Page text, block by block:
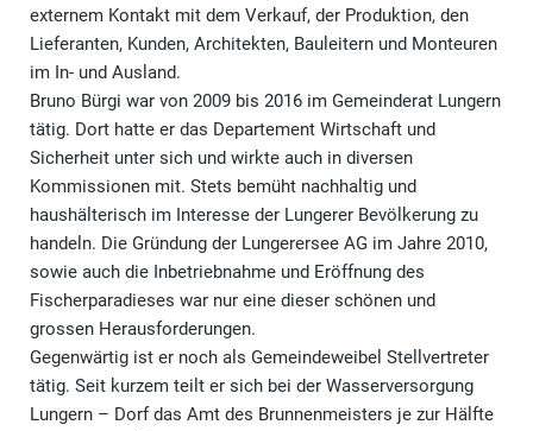
externem Kontakt mit dem Verkauf, der Produktion, den
Lieferanten, Kunden, Architekten, Bauleitern und Monteuren
im In- und Ausland.
Bruno Bürgi war von 2009 bis 2016 im Gemeinderat Lungern
tätig. Dort hatte er das Departement Wirtschaft und
Sicherheit unter sich und wirkte auch in diversen
Kommissionen mit. Stets bemüht nachhaltig und
haushälterisch im Interesse der Lungerer Bevölkerung zu
handeln. Die Gründung der Lungerersee AG im Jahre 2010,
sowie auch die Inbetriebnahme und Eröffnung des
Fischerparadieses war nur eine dieser schönen und
grossen Herausforderungen.
Gegenwärtig ist er noch als Gemeindeweibel Stellvertreter
tätig. Seit kurzem teilt er sich bei der Wasserversorgung
Lungern – Dorf das Amt des Brunnenmeisters je zur Hälfte